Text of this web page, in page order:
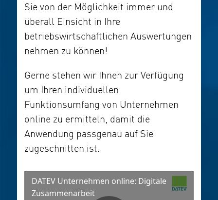
Sie von der Möglichkeit immer und
überall Einsicht in Ihre
betriebswirtschaftlichen Auswertungen
nehmen zu können!
Gerne stehen wir Ihnen zur Verfügung
um Ihren individuellen
Funktionsumfang von Unternehmen
online zu ermitteln, damit die
Anwendung passgenau auf Sie
zugeschnitten ist.
DATEV Unternehmen online: Digitale
Zusammenarbeit